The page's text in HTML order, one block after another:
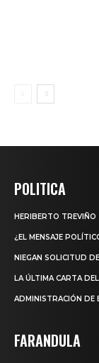
POLITICA
HERIBERTO
¿EL MENSAJE
NIEGAN SOLICITUD
LA ÚLTIMA CARTA
ADMINISTRACIÓN DE
FARANDULA